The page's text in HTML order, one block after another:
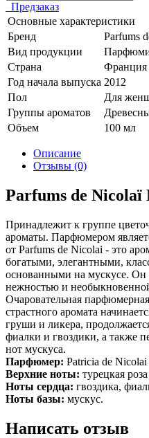
Предзаказ
Основные характеристики
Бренд
Parfums
Вид продукции
Страна
Франция
Год начала выпуска 2012
Пол
Для
Группы ароматов
Объем
100 мл
Описание
Отзывы (0)
Parfums de Nicolaï
Принадлежит к группе
ароматы. Парфюмером
от Parfums de Nicolai - это
богатыми, элегантными,
основанными на мускусе. Он
нежностью и
Очаровательная
страстного аромата
груши и ликера,
фиалки и гвоздики, а также
нот мускуса.
Парфюмер: Patricia de Nicolai
Верхние ноты: турецкая
Ноты сердца: гвоздика,
Ноты базы: мускус.
Написать отзыв